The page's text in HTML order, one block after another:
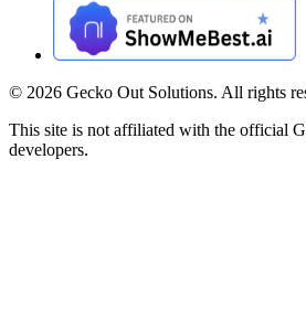
© 2026 Gecko Out Solutions. All rights
This site is not affiliated with the official
developers.